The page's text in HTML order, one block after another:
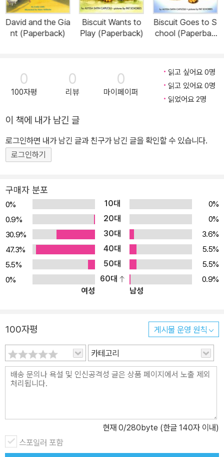
David and the Gia
nt (Paperback)
Biscuit Wants to
Play (Paperback)
Biscuit Goes to S
chool (Paperbac
0
100자평
0
리뷰
0
마이페이퍼
읽고 싶어요 0명
읽고 있어요 0명
읽었어요 2명
이 책에 내가 남긴 글
로그인하면 내가 남긴 글과 친구가 남긴 글을 확인할 수 있습니다.
로그인하기
구매자 분포
0% 10대
0%
0.9%
20대
0%
30.9%
30대
3.6%
47.3%
40대
5.5%
5.5%
50대
5.5%
0%
60대
0.9%
여성
남성
100자평 게시물 운영 원칙
카테고리
현재 0/280byte (한글 140자 이내)
스포일러 포함